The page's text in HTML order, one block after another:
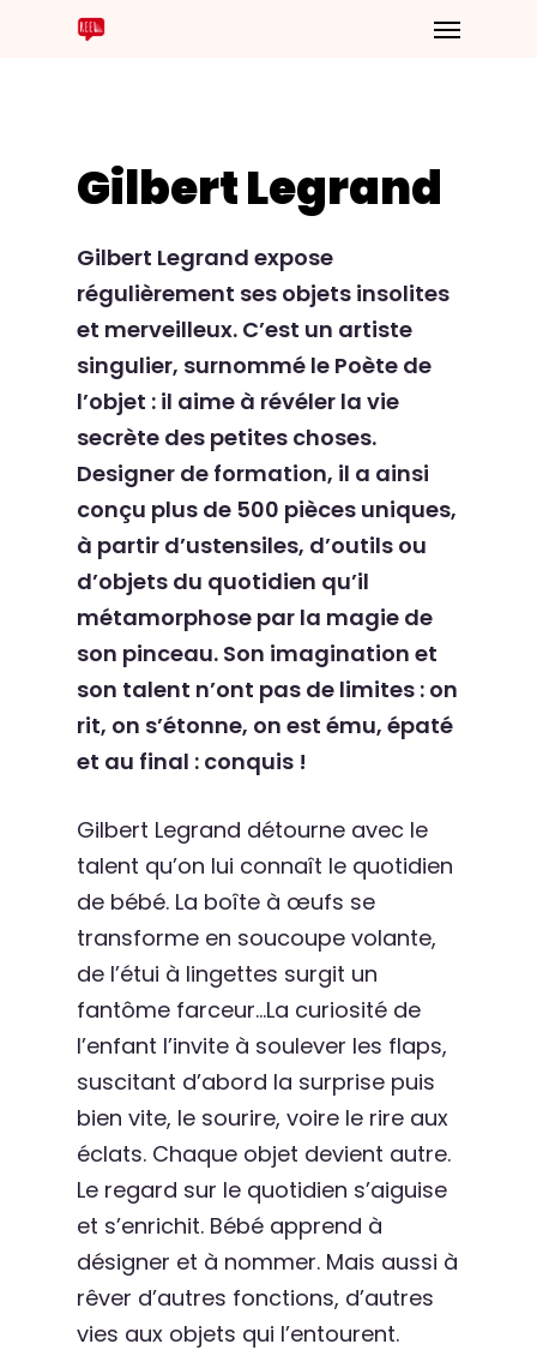
Gilbert Legrand
Gilbert Legrand expose
régulièrement ses objets insolites
et merveilleux. C’est un artiste
singulier, surnommé le Poète de
l’objet : il aime à révéler la vie
secrète des petites choses.
Designer de formation, il a ainsi
conçu plus de 500 pièces uniques,
à partir d’ustensiles, d’outils ou
d’objets du quotidien qu’il
métamorphose par la magie de
son pinceau. Son imagination et
son talent n’ont pas de limites : on
rit, on s’étonne, on est ému, épaté
et au final : conquis !
Gilbert Legrand détourne avec le
talent qu’on lui connaît le quotidien
de bébé. La boîte à œufs se
transforme en soucoupe volante,
de l’étui à lingettes surgit un
fantôme farceur…La curiosité de
l’enfant l’invite à soulever les flaps,
suscitant d’abord la surprise puis
bien vite, le sourire, voire le rire aux
éclats. Chaque objet devient autre.
Le regard sur le quotidien s’aiguise
et s’enrichit. Bébé apprend à
désigner et à nommer. Mais aussi à
rêver d’autres fonctions, d’autres
vies aux objets qui l’entourent.